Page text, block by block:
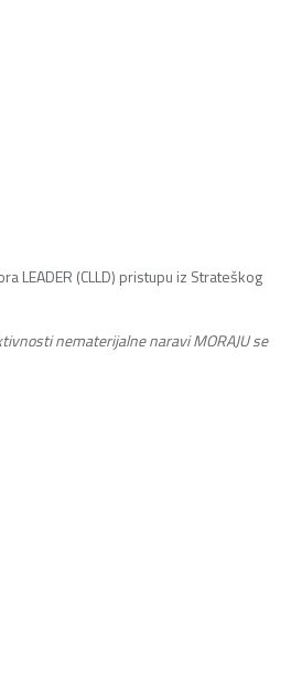
(CLLD) pristupu iz Strateškog
nematerijalne naravi MORAJU se